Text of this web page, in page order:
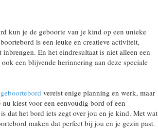
kun je de geboorte van je kind op een unieke
is een leuke en creatieve activiteit,
En het eindresultaat is niet alleen een
een blijvende herinnering aan deze speciale
vereist enige planning en werk, maar
kiest voor een eenvoudig bord of een
dat het bord iets zegt over jou en je kind. Met wat
maken dat perfect bij jou en je gezin past.